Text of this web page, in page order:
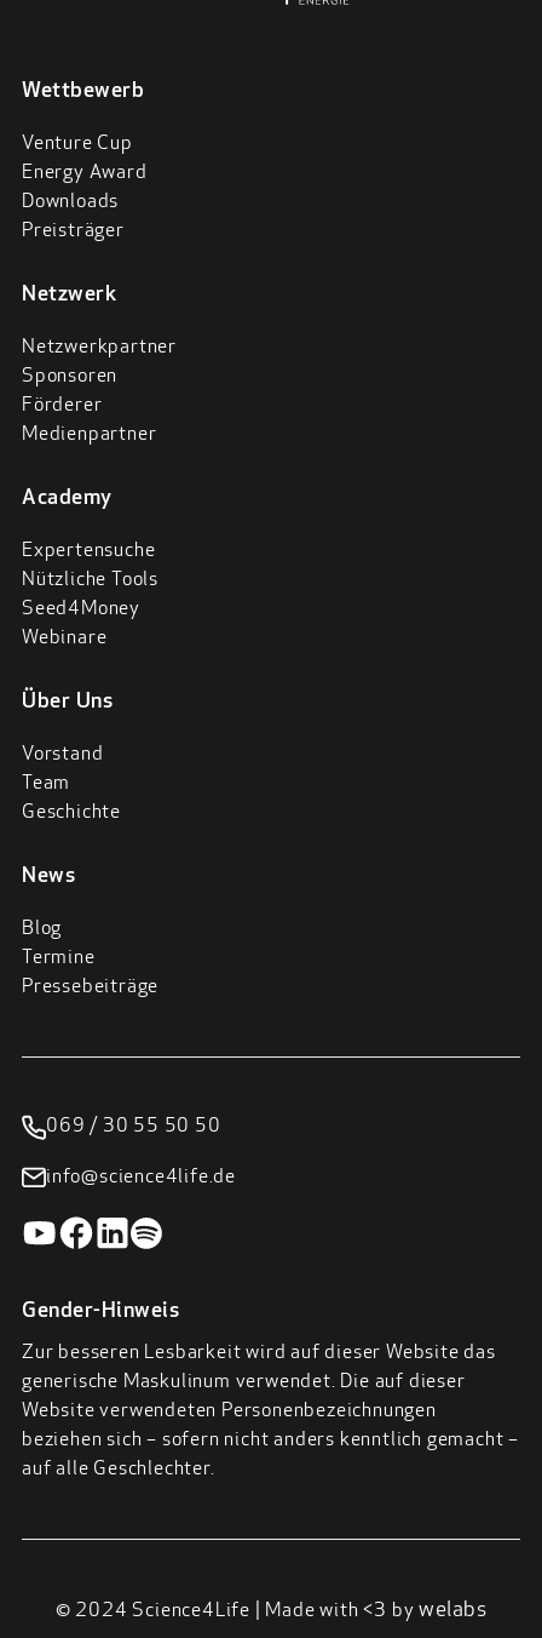
Wettbewerb
Venture Cup
Energy Award
Downloads
Preisträger
Netzwerk
Netzwerkpartner
Sponsoren
Förderer
Medienpartner
Academy
Expertensuche
Nützliche Tools
Seed4Money
Webinare
Über Uns
Vorstand
Team
Geschichte
News
Blog
Termine
Pressebeiträge
069 / 30 55 50 50
info@science4life.de
Gender-Hinweis
Zur besseren Lesbarkeit wird auf dieser Website das
generische Maskulinum verwendet. Die auf dieser
Website verwendeten Personenbezeichnungen
beziehen sich – sofern nicht anders kenntlich gemacht –
auf alle Geschlechter.
© 2024 Science4Life | Made with <3 bywelabs